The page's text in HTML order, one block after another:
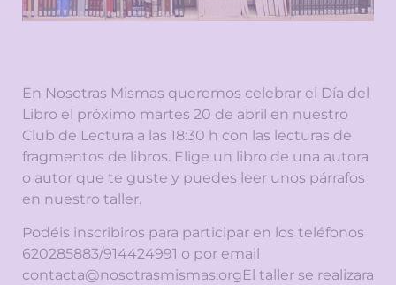
En Nosotras Mismas queremos celebrar el Día del
Libro el próximo martes 20 de abril en nuestro
Club de Lectura a las 18:30 h con las lecturas de
fragmentos de libros. Elige un libro de una autora
o autor que te guste y puedes leer unos párrafos
en nuestro taller.
Podéis inscribiros para participar en los teléfonos
620285883/914424991 o por email
contacta@nosotrasmismas.orgEl taller se realizara